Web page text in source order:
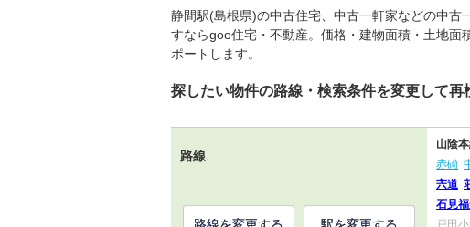
静間駅(島根県)の中古住宅、中古一軒家などの中
すならgoo住宅・不動産。価格・建物面積・土地
ポートします。
探したい物件の路線・検索条件を変更して再
路線
山陰本
赤碕
宍道
石見
戸田